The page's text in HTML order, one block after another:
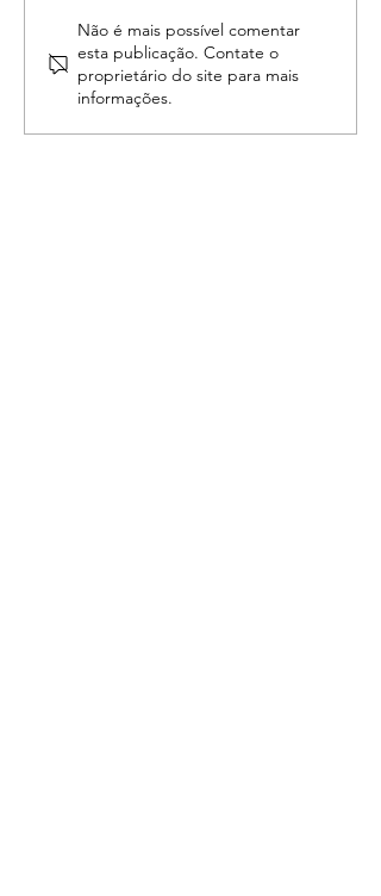
Não é mais possível comentar
esta publicação. Contate o
proprietário do site para mais
informações.